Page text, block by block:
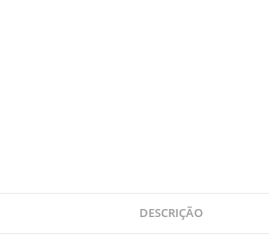
DESCRIÇÃO